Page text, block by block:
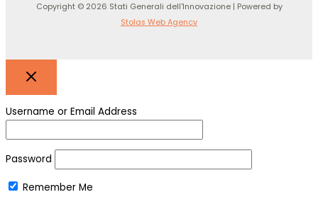
Copyright © 2026 Stati Generali dell'Innovazione | Powered by
Stolas Web Agency
Username or Email Address
Password
Remember Me